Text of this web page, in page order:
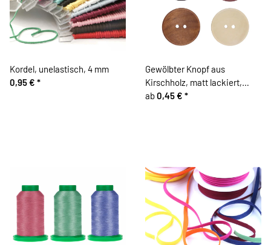
Kordel, unelastisch, 4 mm
0,95 € *
Gewölbter Knopf aus
Kirschholz, matt lackiert,
Brauntöne
ab0,45 € *